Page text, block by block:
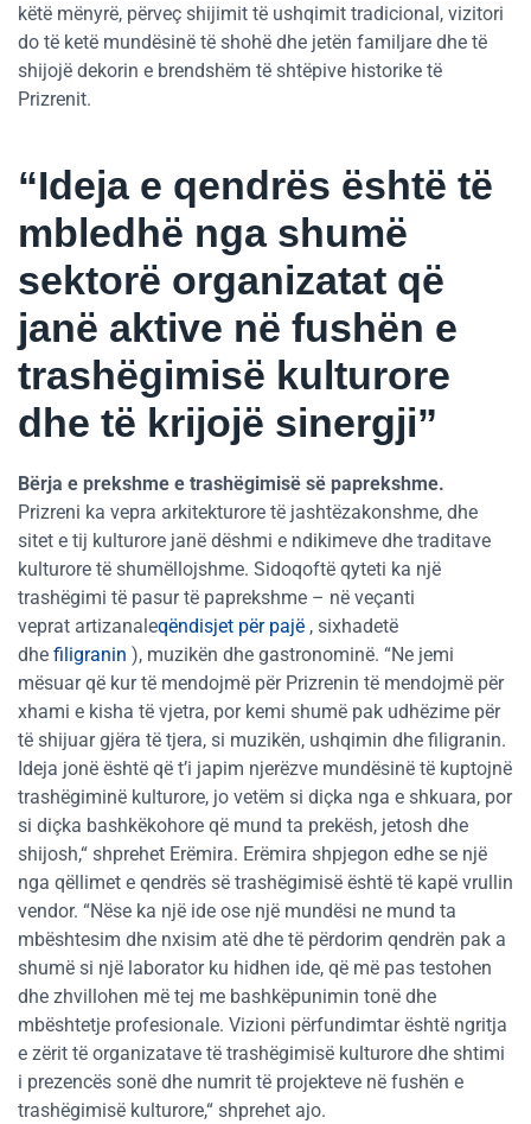
këtë mënyrë, përveç shijimit të ushqimit tradicional, vizitori
do të ketë mundësinë të shohë dhe jetën familjare dhe të
shijojë dekorin e brendshëm të shtëpive historike të
Prizrenit.
“Ideja e qendrës është të
mbledhë nga shumë
sektorë organizatat që
janë aktive në fushën e
trashëgimisë kulturore
dhe të krijojë sinergji”
Bërja e prekshme e trashëgimisë së paprekshme.
Prizreni ka vepra arkitekturore të jashtëzakonshme, dhe
sitet e tij kulturore janë dëshmi e ndikimeve dhe traditave
kulturore të shumëllojshme. Sidoqoftë qyteti ka një
trashëgimi të pasur të paprekshme – në veçanti
veprat artizanaleqëndisjet për pajë , sixhadetë
dhe filigranin ), muzikën dhe gastronominë. “Ne jemi
mësuar që kur të mendojmë për Prizrenin të mendojmë për
xhami e kisha të vjetra, por kemi shumë pak udhëzime për
të shijuar gjëra të tjera, si muzikën, ushqimin dhe filigranin.
Ideja jonë është që t’i japim njerëzve mundësinë të kuptojnë
trashëgiminë kulturore, jo vetëm si diçka nga e shkuara, por
si diçka bashkëkohore që mund ta prekësh, jetosh dhe
shijosh,“ shprehet Erëmira. Erëmira shpjegon edhe se një
nga qëllimet e qendrës së trashëgimisë është të kapë vrullin
vendor. “Nëse ka një ide ose një mundësi ne mund ta
mbështesim dhe nxisim atë dhe të përdorim qendrën pak a
shumë si një laborator ku hidhen ide, që më pas testohen
dhe zhvillohen më tej me bashkëpunimin tonë dhe
mbështetje profesionale. Vizioni përfundimtar është ngritja
e zërit të organizatave të trashëgimisë kulturore dhe shtimi
i prezencës sonë dhe numrit të projekteve në fushën e
trashëgimisë kulturore,“ shprehet ajo.